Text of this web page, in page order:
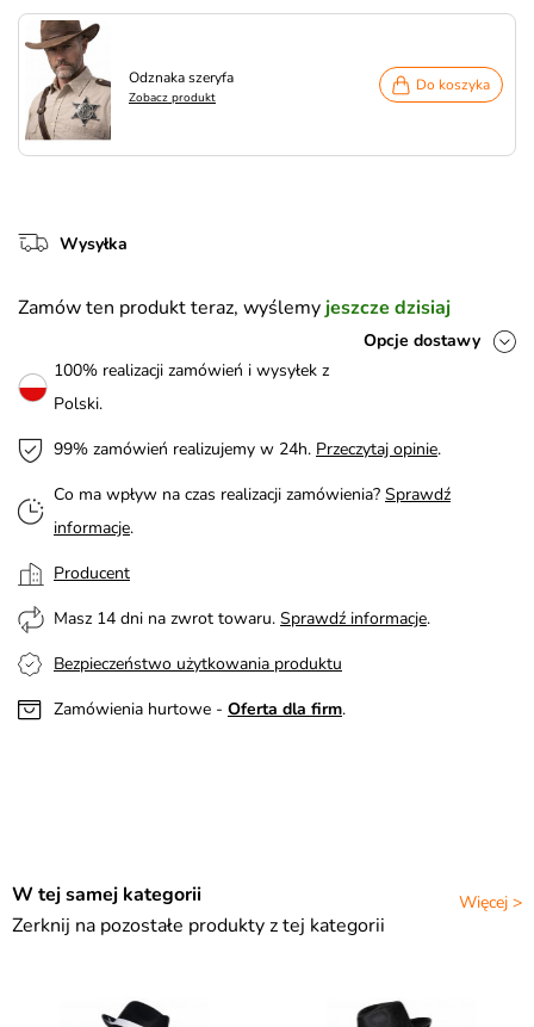
Odznaka szeryfa
Zobacz produkt
Do koszyka
Wysyłka
Zamów ten produkt teraz, wyślemy jeszcze dzisiaj
Opcje dostawy
100% realizacji zamówień i wysyłek z
Polski.
99% zamówień realizujemy w 24h. Przeczytaj opinie.
Co ma wpływ na czas realizacji zamówienia? Sprawdź
informacje.
Producent
Masz 14 dni na zwrot towaru. Sprawdź informacje.
Bezpieczeństwo użytkowania produktu
Zamówienia hurtowe - Oferta dla firm.
Więcej >
W tej samej kategorii
Zerknij na pozostałe produkty z tej kategorii